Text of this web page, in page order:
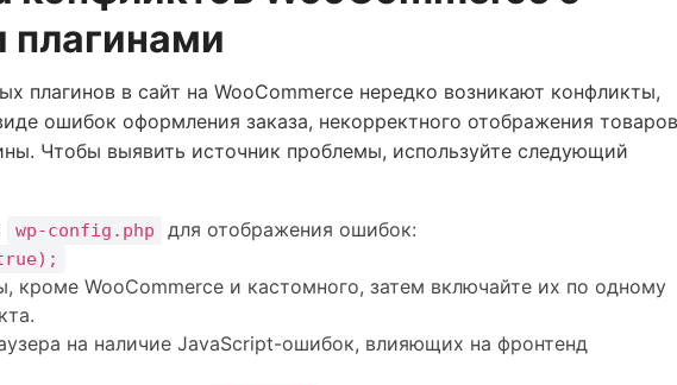
плагинов в сайт на WooCommerce нередко возникают конфликты,
ошибок оформления заказа, некорректного отображения товаров
Чтобы выявить источник проблемы, используйте следующий
wp-config.php для отображения ошибок:
кроме WooCommerce и кастомного, затем включайте их по одному
на наличие JavaScript-ошибок, влияющих на фронтенд